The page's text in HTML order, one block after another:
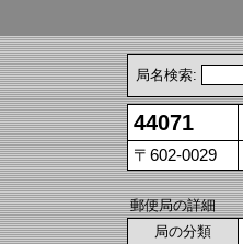
局名検索:
44071
〒602-0029
郵便局の詳細
局の分類